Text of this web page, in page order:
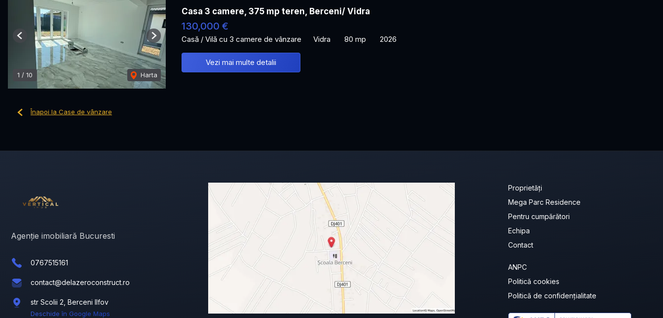
1 / 10 Harta
Previous Next
Casa 3 camere, 375 mp teren, Berceni/ Vidra
130,000 €
Casă / Vilă cu 3 camere de vânzare Vidra 80 mp 2026
Vezi mai multe detalii
Înapoi la Case de vânzare
Agenție imobiliară Bucuresti
0767515161
contact@delazeroconstruct.ro
str Scolii 2, Berceni Ilfov
Deschide în Google Maps
Proprietăți
Mega Parc Residence
Pentru cumpărători
Echipa
Contact
ANPC
Politică cookies
Politică de confidențialitate